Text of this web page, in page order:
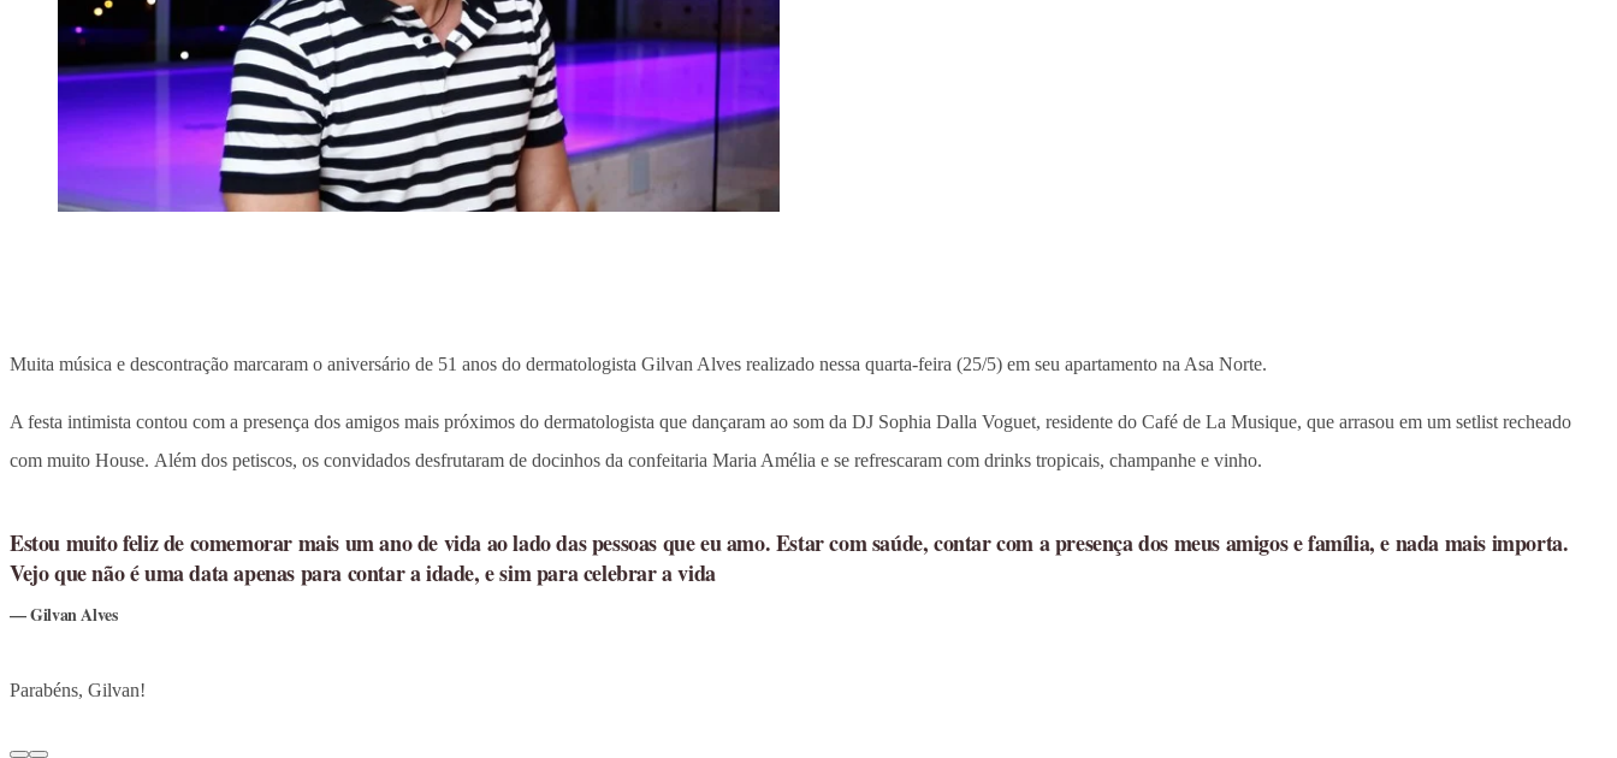
Muita música e descontração marcaram o aniversário de 51 anos do dermatologista Gilvan Alves realizado nessa quarta-feira (25/5) em seu apartamento na Asa Norte.
A festa intimista contou com a presença dos amigos mais próximos do dermatologista que dançaram ao som da DJ Sophia Dalla Voguet, residente do Café de La Musique, que arrasou em um setlist recheado
com muito House. Além dos petiscos, os convidados desfrutaram de docinhos da confeitaria Maria Amélia e se refrescaram com drinks tropicais, champanhe e vinho.
Estou muito feliz de comemorar mais um ano de vida ao lado das pessoas que eu amo. Estar com saúde, contar com a presença dos meus amigos e família, e nada mais importa.
Vejo que não é uma data apenas para contar a idade, e sim para celebrar a vida
Gilvan Alves
Parabéns, Gilvan!